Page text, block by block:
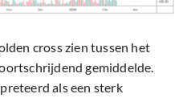
cross zien tussen het
gemiddelde.
als een sterk